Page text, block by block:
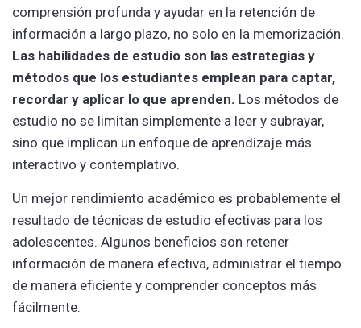
comprensión profunda y ayudar en la retención de
información a largo plazo, no solo en la memorización.
Las habilidades de estudio son las estrategias y
métodos que los estudiantes emplean para captar,
recordar y aplicar lo que aprenden. Los métodos de
estudio no se limitan simplemente a leer y subrayar,
sino que implican un enfoque de aprendizaje más
interactivo y contemplativo.
Un mejor rendimiento académico es probablemente el
resultado de técnicas de estudio efectivas para los
adolescentes. Algunos beneficios son retener
información de manera efectiva, administrar el tiempo
de manera eficiente y comprender conceptos más
fácilmente.